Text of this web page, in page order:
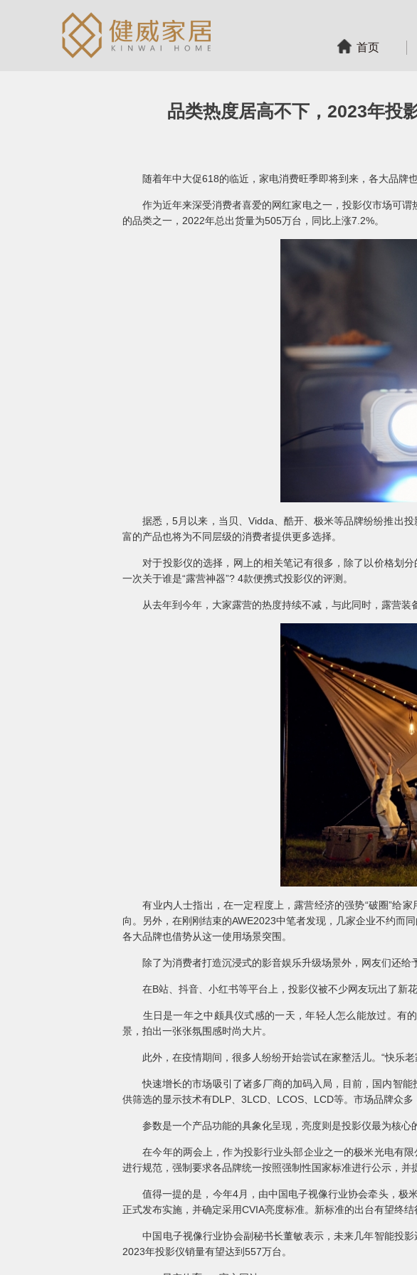
首页
品类热度居高不下，2023年投
随着年中大促618的临近，家电消费旺季即将到来，各大品牌也
作为近年来深受消费者喜爱的网红家电之一，投影仪市场可谓
的品类之一，2022年总出货量为505万台，同比上涨7.2%。
据悉，5月以来，当贝、Vidda、酷开、极米等品牌纷纷推出投
富的产品也将为不同层级的消费者提供更多选择。
对于投影仪的选择，网上的相关笔记有很多，除了以价格划分
一次关于谁是“露营神器”? 4款便携式投影仪的评测。
从去年到今年，大家露营的热度持续不减，与此同时，露营装
有业内人士指出，在一定程度上，露营经济的强势“破圈”给家
向。另外，在刚刚结束的AWE2023中笔者发现，几家企业不约而
各大品牌也借势从这一使用场景突围。
除了为消费者打造沉浸式的影音娱乐升级场景外，网友们还给予
在B站、抖音、小红书等平台上，投影仪被不少网友玩出了新花
生日是一年之中颇具仪式感的一天，年轻人怎么能放过。有的
景，拍出一张张氛围感时尚大片。
此外，在疫情期间，很多人纷纷开始尝试在家整活儿。“快乐老
快速增长的市场吸引了诸多厂商的加码入局，目前，国内智能
供筛选的显示技术有DLP、3LCD、LCOS、LCD等。市场品牌众
参数是一个产品功能的具象化呈现，亮度则是投影仪最为核心
在今年的两会上，作为投影行业头部企业之一的极米光电有限
进行规范，强制要求各品牌统一按照强制性国家标准进行公示，并
值得一提的是，今年4月，由中国电子视像行业协会牵头，极
正式发布实施，并确定采用CVIA亮度标准。新标准的出台有望终
中国电子视像行业协会副秘书长董敏表示，未来几年智能投影
2023年投影仪销量有望达到557万台。